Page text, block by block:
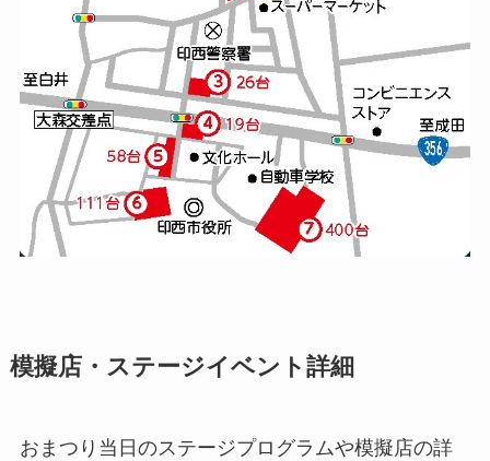
模擬店・ステージイベント詳細
おまつり当日のステージプログラムや模擬店の詳